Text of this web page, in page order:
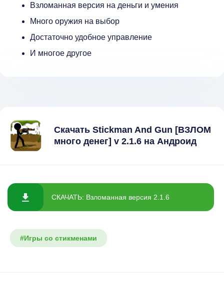
Взломанная версия на деньги и умения
Много оружия на выбор
Достаточно удобное управление
И многое другое
Скачать Stickman And Gun [ВЗЛОМ
много денег] v 2.1.6 на Андроид
СКАЧАТЬ: Взломанная версия 2.1.6
#Игры со стикменами